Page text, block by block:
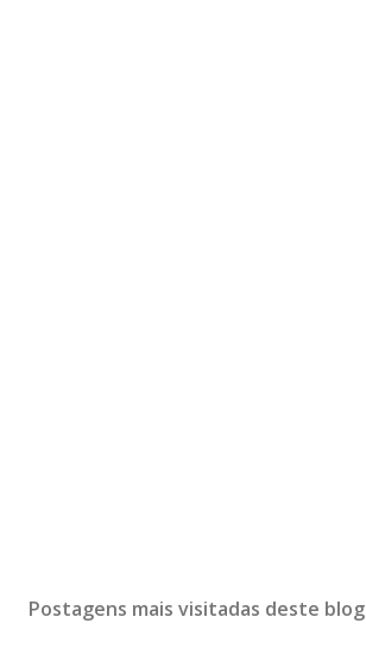
Postagens mais visitadas deste blog